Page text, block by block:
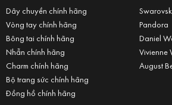
Dây chuyền chính hãng
Vòng tay chính hãng
Bông tai chính hãng
Nhẫn chính hãng
Charm chính hãng
Bộ trang sức chính hãng
Đồng hồ chính hãng
Pandora
Daniel
Vivienne
August